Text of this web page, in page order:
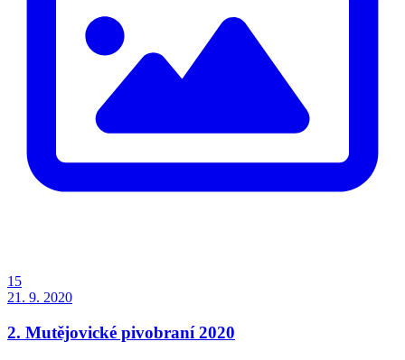
15
21. 9. 2020
2. Mutějovické pivobraní 2020